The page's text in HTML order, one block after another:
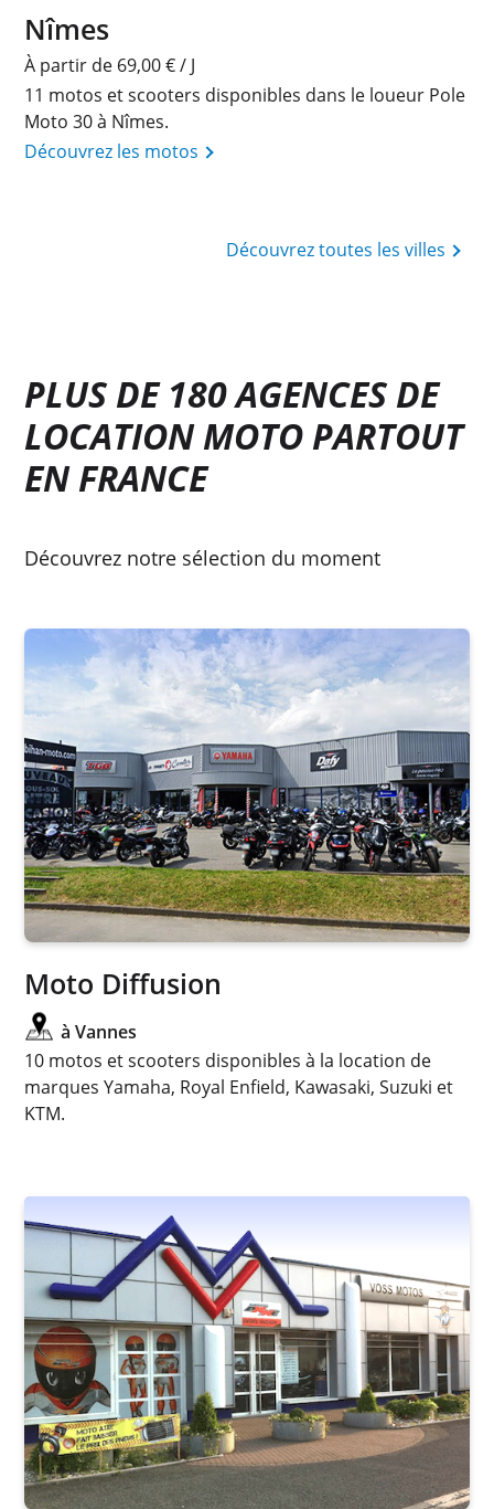
Nîmes
À partir de 69,00 € / J
11 motos et scooters disponibles dans le loueur Pole
Moto 30 à Nîmes.
Découvrez les motos
Découvrez toutes les villes
PLUS DE 180 AGENCES DE
LOCATION MOTO PARTOUT
EN FRANCE
Découvrez notre sélection du moment
Moto Diffusion
à Vannes
10 motos et scooters disponibles à la location de
marques Yamaha, Royal Enfield, Kawasaki, Suzuki et
KTM.